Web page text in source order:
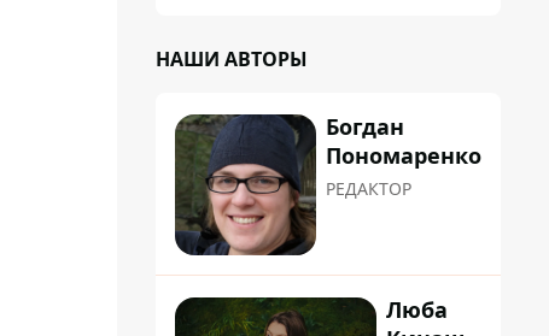
НАШИ АВТОРЫ
Богдан
Пономаренко
РЕДАКТОР
Люба